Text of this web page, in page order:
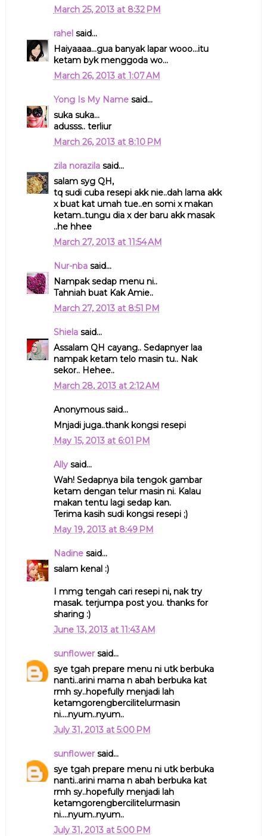
March 25, 2013 at 8:32 PM
rahelsaid...
Haiyaaaa...gua banyak lapar wooo...itu
ketam byk menggoda wo...
March 26, 2013 at 1:07 AM
Yong Is My Namesaid...
suka suka...
adusss.. terliur
March 26, 2013 at 8:10 PM
zila norazilasaid...
salam syg QH,
tq sudi cuba resepi akk nie..dah lama akk
x buat kat umah tue..en somi x makan
ketam..tungu dia x der baru akk masak
..he hhee
March 27, 2013 at 11:54 AM
Nur-nbasaid...
Nampak sedap menu ni..
Tahniah buat Kak Amie..
March 27, 2013 at 8:51 PM
Shielasaid...
Assalam QH cayang.. Sedapnyer laa
nampak ketam telo masin tu.. Nak
sekor.. Hehee..
March 28, 2013 at 2:12 AM
Anonymous said...
Mnjadi juga..thank kongsi resepi
May 15, 2013 at 6:01 PM
Allysaid...
Wah! Sedapnya bila tengok gambar
ketam dengan telur masin ni. Kalau
makan tentu lagi sedap kan.
Terima kasih sudi kongsi resepi ;)
May 19, 2013 at 8:49 PM
Nadinesaid...
salam kenal :)
I mmg tengah cari resepi ni, nak try
masak. terjumpa post you. thanks for
sharing :)
June 13, 2013 at 11:43 AM
sunflowersaid...
sye tgah prepare menu ni utk berbuka
nanti..arini mama n abah berbuka kat
rmh sy..hopefully menjadi lah
ketamgorengbercilitelurmasin
ni....nyum..nyum..
July 31, 2013 at 5:00 PM
sunflowersaid...
sye tgah prepare menu ni utk berbuka
nanti..arini mama n abah berbuka kat
rmh sy..hopefully menjadi lah
ketamgorengbercilitelurmasin
ni....nyum..nyum..
July 31, 2013 at 5:00 PM